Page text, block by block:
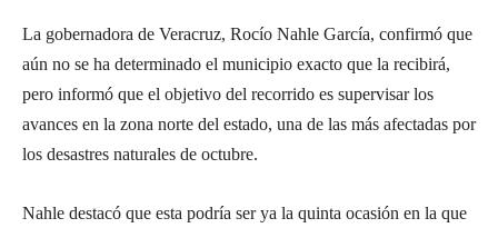
La gobernadora de Veracruz, Rocío Nahle García, confirmó que
aún no se ha determinado el municipio exacto que la recibirá,
pero informó que el objetivo del recorrido es supervisar los
avances en la zona norte del estado, una de las más afectadas por
los desastres naturales de octubre.
Nahle destacó que esta podría ser ya la quinta ocasión en la que